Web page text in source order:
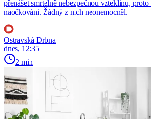
přenášet smrtelně nebezpečnou vzteklinu,
naočkováni. Žádný z nich neonemocněl.
Ostravská Drbna
dnes, 12:35
2 min